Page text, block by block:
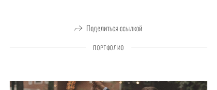
Поделиться ссылкой
ПОРТФОЛИО